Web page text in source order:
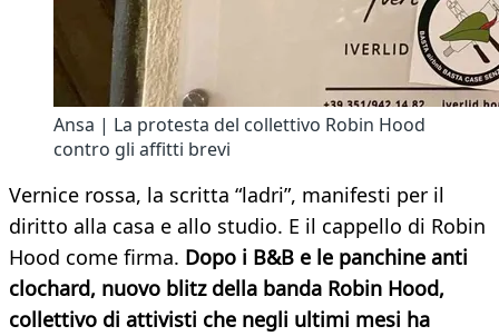
Ansa | La protesta del collettivo Robin Hood
contro gli affitti brevi
Vernice rossa, la scritta “ladri”, manifesti per il
diritto alla casa e allo studio. E il cappello di Robin
Hood come firma. Dopo i B&B e le panchine anti
clochard, nuovo blitz della banda Robin Hood,
collettivo di attivisti che negli ultimi mesi ha